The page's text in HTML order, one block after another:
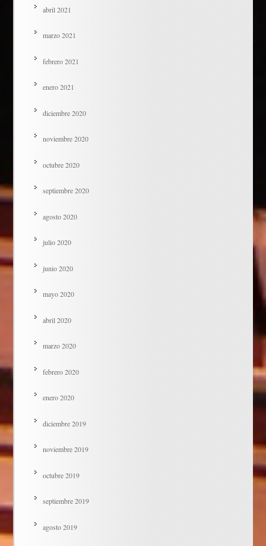
abril 2021
marzo 2021
febrero 2021
enero 2021
diciembre 2020
noviembre 2020
octubre 2020
septiembre 2020
agosto 2020
julio 2020
junio 2020
mayo 2020
abril 2020
marzo 2020
febrero 2020
enero 2020
diciembre 2019
noviembre 2019
octubre 2019
septiembre 2019
agosto 2019